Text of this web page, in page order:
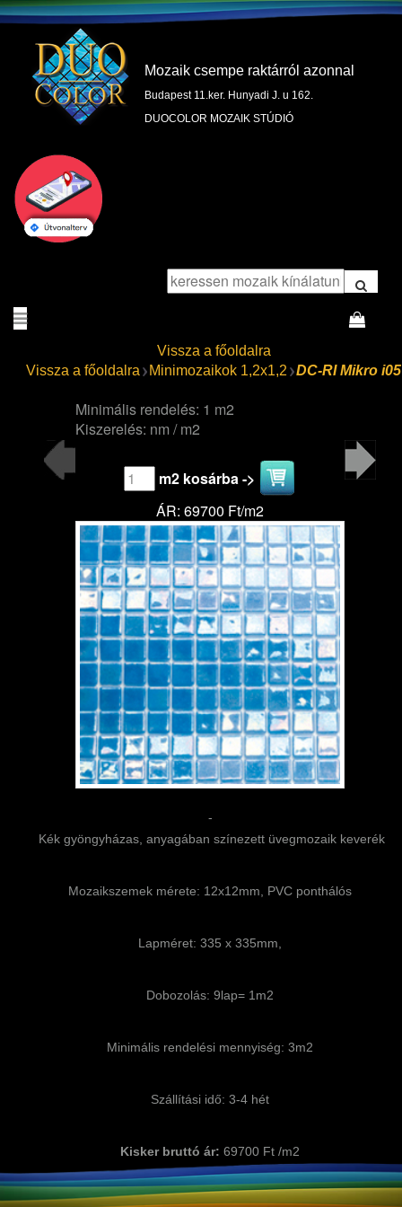
Mozaik csempe raktárról azonnal
Budapest 11.ker. Hunyadi J. u 162.
DUOCOLOR MOZAIK STÚDIÓ
Vissza a főoldalra
Vissza a főoldalra
Minimozaikok 1,2x1,2 DC-RI Mikro i05
Minimális rendelés: 1 m2
Kiszerelés: nm / m2
m2 kosárba ->
ÁR: 69700 Ft/m2
-
Kék gyöngyházas, anyagában színezett üvegmozaik keverék
Mozaikszemek mérete: 12x12mm, PVC ponthálós
Lapméret: 335 x 335mm,
Dobozolás: 9lap= 1m2
Minimális rendelési mennyiség: 3m2
Szállítási idő: 3-4 hét
Kisker bruttó ár: 69700 Ft /m2